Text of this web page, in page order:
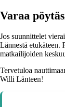
Varaa
Jos suunnittelet
Lännestä etukäteen.
matkailijoiden
Tervetuloa
Willi Länteen!